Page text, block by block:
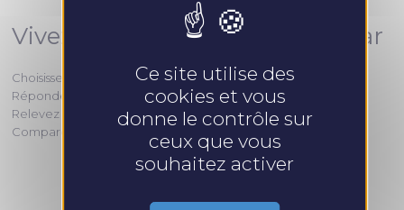
Vivez l’expérience Win Your Star
Choisissez une partie de jeu
Répondez aux
9 questions
Relevez les
mots choisis
Comparez les mots à
Ce site utilise des
cookies et vous
donne le contrôle sur
ceux que vous
souhaitez activer